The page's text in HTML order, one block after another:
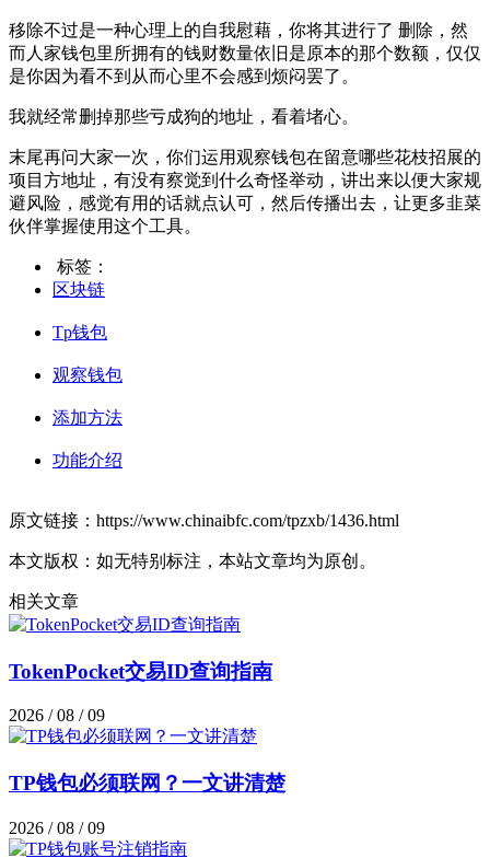
移除不过是一种心理上的自我慰藉，你将其进行了 删除，然
而人家钱包里所拥有的钱财数量依旧是原本的那个数额，仅仅
是你因为看不到从而心里不会感到烦闷罢了。
我就经常删掉那些亏成狗的地址，看着堵心。
末尾再问大家一次，你们运用观察钱包在留意哪些花枝招展的
项目方地址，有没有察觉到什么奇怪举动，讲出来以便大家规
避风险，感觉有用的话就点认可，然后传播出去，让更多韭菜
伙伴掌握使用这个工具。
标签：
区块链
Tp钱包
观察钱包
添加方法
功能介绍
原文链接：https://www.chinaibfc.com/tpzxb/1436.html
本文版权：如无特别标注，本站文章均为原创。
相关文章
TokenPocket交易ID查询指南
2026 / 08 / 09
TP钱包必须联网？一文讲清楚
2026 / 08 / 09